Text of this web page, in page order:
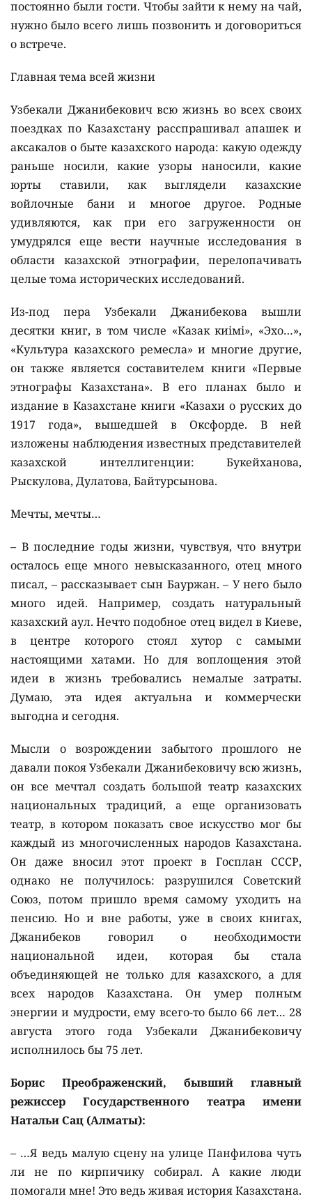
постоянно были гости. Чтобы зайти к нему на чай,
нужно было всего лишь позвонить и договориться
о встрече.
Главная тема всей жизни
Узбекали Джанибекович всю жизнь во всех своих
поездках по Казахстану расспрашивал апашек и
аксакалов о быте казахского народа: какую одежду
раньше носили, какие узоры наносили, какие
юрты ставили, как выглядели казахские
войлочные бани и многое другое. Родные
удивляются, как при его загруженности он
умудрялся еще вести научные исследования в
области казахской этнографии, перелопачивать
целые тома исторических исследований.
Из-под пера Узбекали Джанибекова вышли
десятки книг, в том числе «Казак киiмi», «Эхо…»,
«Культура казахского ремесла» и многие другие,
он также является составителем книги «Первые
этнографы Казахстана». В его планах было и
издание в Казахстане книги «Казахи о русских до
1917 года», вышедшей в Оксфорде. В ней
изложены наблюдения известных представителей
казахской интеллигенции: Букейханова,
Рыскулова, Дулатова, Байтурсынова.
Мечты, мечты…
– В последние годы жизни, чувствуя, что внутри
осталось еще много невысказанного, отец много
писал, – рассказывает сын Бауржан. – У него было
много идей. Например, создать натуральный
казахский аул. Нечто подобное отец видел в Киеве,
в центре которого стоял хутор с самыми
настоящими хатами. Но для воплощения этой
идеи в жизнь требовались немалые затраты.
Думаю, эта идея актуальна и коммерчески
выгодна и сегодня.
Мысли о возрождении забытого прошлого не
давали покоя Узбекали Джанибековичу всю жизнь,
он все мечтал создать большой театр казахских
национальных традиций, а еще организовать
театр, в котором показать свое искусство мог бы
каждый из многочисленных народов Казахстана.
Он даже вносил этот проект в Госплан СССР,
однако не получилось: разрушился Советский
Союз, потом пришло время самому уходить на
пенсию. Но и вне работы, уже в своих книгах,
Джанибеков говорил о необходимости
национальной идеи, которая бы стала
объединяющей не только для казахского, а для
всех народов Казахстана. Он умер полным
энергии и мудрости, ему всего-то было 66 лет… 28
августа этого года Узбекали Джанибековичу
исполнилось бы 75 лет.
Борис Преображенский, бывший главный
режиссер Государственного театра имени
Натальи Сац (Алматы):
– …Я ведь малую сцену на улице Панфилова чуть
ли не по кирпичику собирал. А какие люди
помогали мне! Это ведь живая история Казахстана.